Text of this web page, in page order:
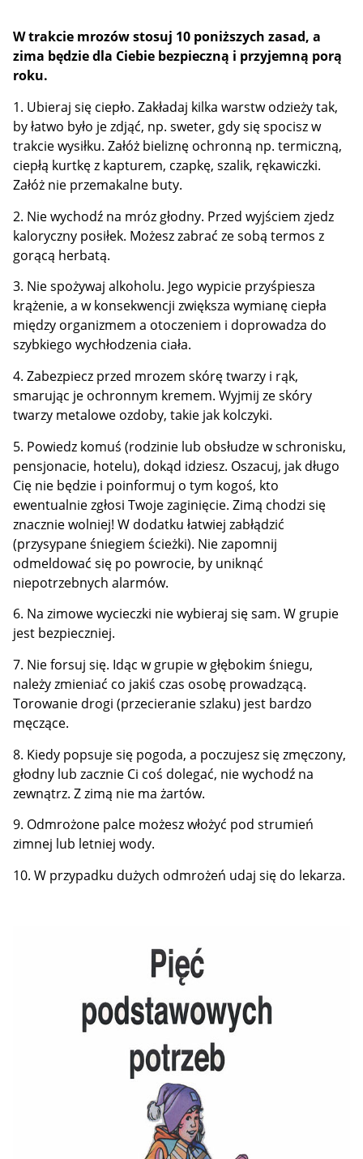
W trakcie mrozów stosuj 10 poniższych zasad, a
zima będzie dla Ciebie bezpieczną i przyjemną porą
roku.
1. Ubieraj się ciepło. Zakładaj kilka warstw odzieży tak,
by łatwo było je zdjąć, np. sweter, gdy się spocisz w
trakcie wysiłku. Załóż bieliznę ochronną np. termiczną,
ciepłą kurtkę z kapturem, czapkę, szalik, rękawiczki.
Załóż nie przemakalne buty.
2. Nie wychodź na mróz głodny. Przed wyjściem zjedz
kaloryczny posiłek. Możesz zabrać ze sobą termos z
gorącą herbatą.
3. Nie spożywaj alkoholu. Jego wypicie przyśpiesza
krążenie, a w konsekwencji zwiększa wymianę ciepła
między organizmem a otoczeniem i doprowadza do
szybkiego wychłodzenia ciała.
4. Zabezpiecz przed mrozem skórę twarzy i rąk,
smarując je ochronnym kremem. Wyjmij ze skóry
twarzy metalowe ozdoby, takie jak kolczyki.
5. Powiedz komuś (rodzinie lub obsłudze w schronisku,
pensjonacie, hotelu), dokąd idziesz. Oszacuj, jak długo
Cię nie będzie i poinformuj o tym kogoś, kto
ewentualnie zgłosi Twoje zaginięcie. Zimą chodzi się
znacznie wolniej! W dodatku łatwiej zabłądzić
(przysypane śniegiem ścieżki). Nie zapomnij
odmeldować się po powrocie, by uniknąć
niepotrzebnych alarmów.
6. Na zimowe wycieczki nie wybieraj się sam. W grupie
jest bezpieczniej.
7. Nie forsuj się. Idąc w grupie w głębokim śniegu,
należy zmieniać co jakiś czas osobę prowadzącą.
Torowanie drogi (przecieranie szlaku) jest bardzo
męczące.
8. Kiedy popsuje się pogoda, a poczujesz się zmęczony,
głodny lub zacznie Ci coś dolegać, nie wychodź na
zewnątrz. Z zimą nie ma żartów.
9. Odmrożone palce możesz włożyć pod strumień
zimnej lub letniej wody.
10. W przypadku dużych odmrożeń udaj się do lekarza.